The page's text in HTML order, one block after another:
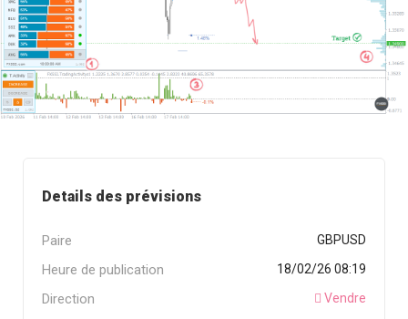
Details des prévisions
Paire GBPUSD
Heure de publication 18/02/26 08:19
Direction Vendre